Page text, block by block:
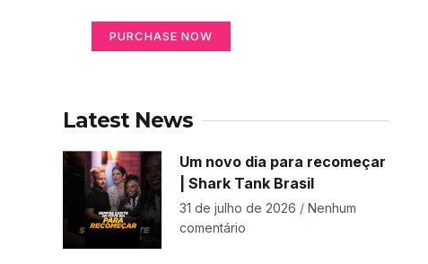
PURCHASE NOW
Latest News
Um novo dia para recomeçar
| Shark Tank Brasil
31 de julho de 2026 Nenhum
comentário